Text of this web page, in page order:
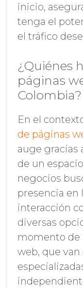
inicio,
tenga el
el tráfico
¿Quiénes
páginas
Colombia?
En el
de páginas
auge gracias
de un
negocios
presencia en
interacción
diversas
momento de
web, que